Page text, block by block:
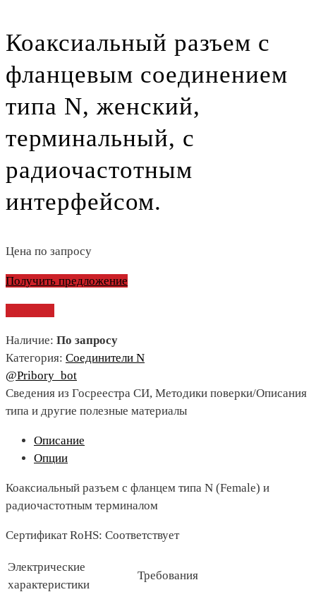
Коаксиальный разъем с
фланцевым соединением
типа N, женский,
терминальный, с
радиочастотным
интерфейсом.
Цена по запросу
Получить предложение
Наличие: По запросу
Категория: Соединители N
@Pribory_bot
Сведения из Госреестра СИ, Методики поверки/Описания
типа и другие полезные материалы
Описание
Опции
Коаксиальный разъем с фланцем типа N (Female) и
радиочастотным терминалом
Сертификат RoHS: Соответствует
Электрические
характеристики
Требования